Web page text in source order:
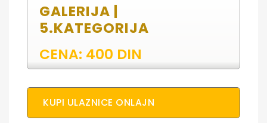
GALERIJA |
5.KATEGORIJA
CENA: 400 DIN
KUPI ULAZNICE ONLAJN